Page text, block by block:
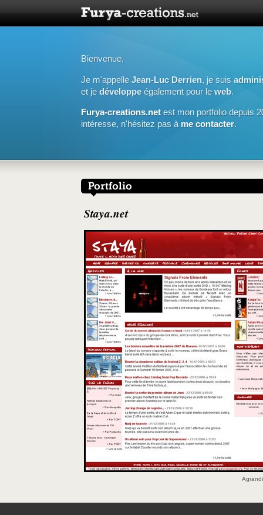
Bienvenue,
Je m'appelleJean-Luc Derrien, je suis
et jedéveloppeégalement pour leweb.
Furya-creations.netest mon portfolio depuis
intéresse, n'hésitez pas à me contacter.
Staya.net